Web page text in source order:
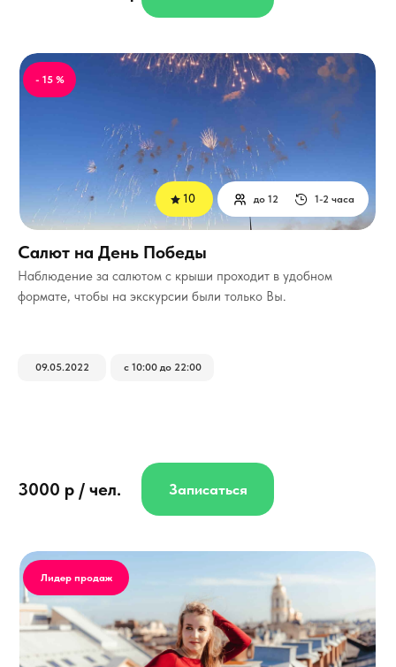
Наблюдение за салютом с крыши проходит в удобном
формате, чтобы на экскурсии были только Вы.
3000 р / чел.
1-2 часа
до 12
09.05.2022 с 10:00 до 22:00
Записаться
- 15 %
Салют на День Победы
10
Лидер продаж